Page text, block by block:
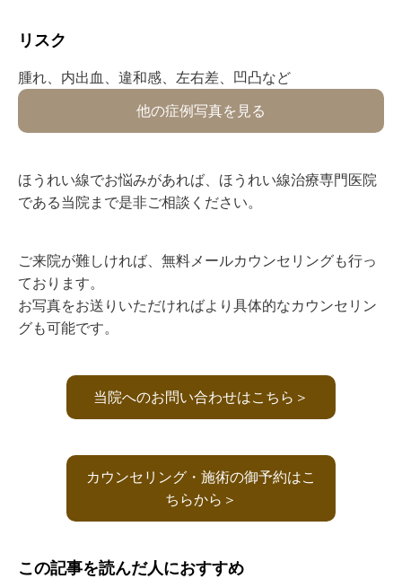
リスク⁡
⁡腫れ、内出血、違和感、左右差、凹凸など⁡
他の症例写真を見る
ほうれい線でお悩みがあれば、ほうれい線治療専門医院
である当院まで是非ご相談ください。
ご来院が難しければ、無料メールカウンセリングも行っ
ております。
お写真をお送りいただければより具体的なカウンセリン
グも可能です。
当院へのお問い合わせはこちら＞
カウンセリング・施術の御予約はこ
ちらから＞
この記事を読んだ人におすすめ